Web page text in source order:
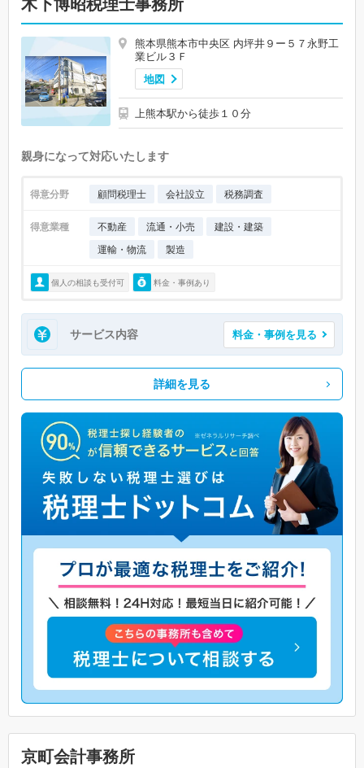
木下博昭税理士事務所
熊本県熊本市中央区 内坪井９ー５７永野工
業ビル３Ｆ
地図
上熊本駅から徒歩１０分
親身になって対応いたします
得意分野 顧問税理士 会社設立 税務調査
得意業種 不動産 流通・小売
建設・建築
運輸・物流
製造
個人の相談も受付可 料金・事例あり
サービス内容 料金・事例を見る
詳細を見る
京町会計事務所